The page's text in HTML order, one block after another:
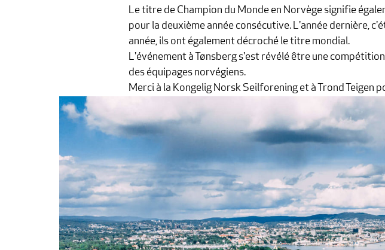
Le titre de Champion du Monde en Norvège signifie
pour la deuxième année consécutive. L'année dernière,
année, ils ont également décroché le titre mondial.
L'événement à Tønsberg s'est révélé être une
des équipages norvégiens.
Merci à la Kongelig Norsk Seilforening et à Trond Teigen